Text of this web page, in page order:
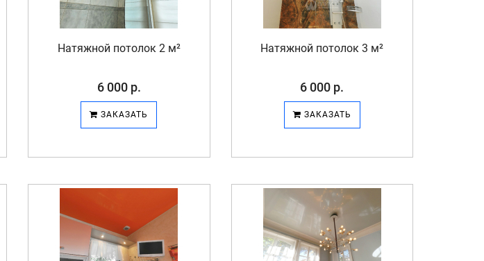
Натяжной потолок 2 м²
6 000 р.
ЗАКАЗАТЬ
Натяжной потолок 3 м²
6 000 р.
ЗАКАЗАТЬ